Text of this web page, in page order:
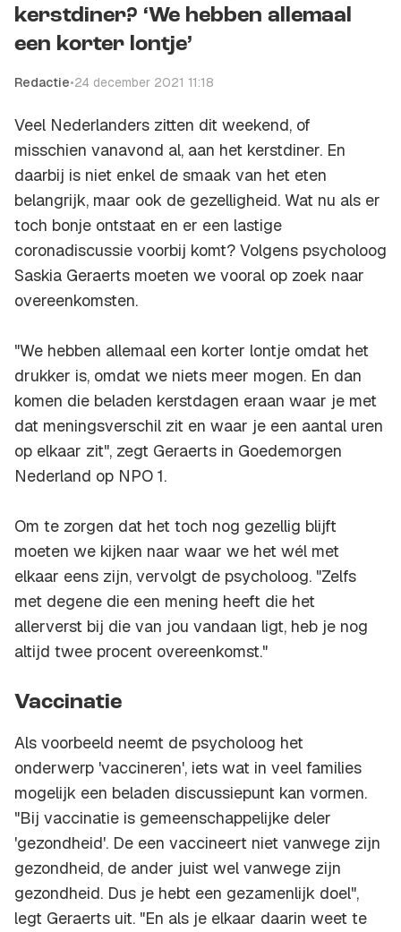
kerstdiner? ‘We hebben allemaal
een korter lontje’
Redactie•24 december 2021 11:18
Veel Nederlanders zitten dit weekend, of
misschien vanavond al, aan het kerstdiner. En
daarbij is niet enkel de smaak van het eten
belangrijk, maar ook de gezelligheid. Wat nu als er
toch bonje ontstaat en er een lastige
coronadiscussie voorbij komt? Volgens psycholoog
Saskia Geraerts moeten we vooral op zoek naar
overeenkomsten.
"We hebben allemaal een korter lontje omdat het
drukker is, omdat we niets meer mogen. En dan
komen die beladen kerstdagen eraan waar je met
dat meningsverschil zit en waar je een aantal uren
op elkaar zit", zegt Geraerts in Goedemorgen
Nederland op NPO 1.
Om te zorgen dat het toch nog gezellig blijft
moeten we kijken naar waar we het wél met
elkaar eens zijn, vervolgt de psycholoog. "Zelfs
met degene die een mening heeft die het
allerverst bij die van jou vandaan ligt, heb je nog
altijd twee procent overeenkomst."
Vaccinatie
Als voorbeeld neemt de psycholoog het
onderwerp 'vaccineren', iets wat in veel families
mogelijk een beladen discussiepunt kan vormen.
"Bij vaccinatie is gemeenschappelijke deler
'gezondheid'. De een vaccineert niet vanwege zijn
gezondheid, de ander juist wel vanwege zijn
gezondheid. Dus je hebt een gezamenlijk doel",
legt Geraerts uit. "En als je elkaar daarin weet te